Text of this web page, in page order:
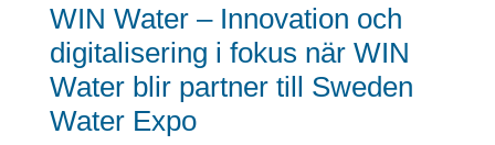
WIN Water – Innovation och
digitalisering i fokus när WIN
Water blir partner till Sweden
Water Expo